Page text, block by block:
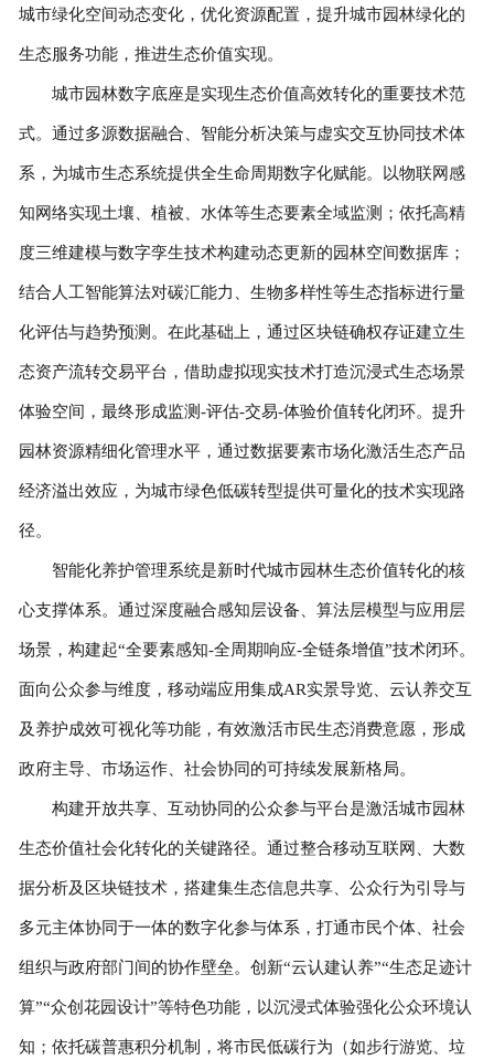
城市绿化空间动态变化，优化资源配置，提升城市园林绿化的
生态服务功能，推进生态价值实现。
城市园林数字底座是实现生态价值高效转化的重要技术范
式。通过多源数据融合、智能分析决策与虚实交互协同技术体
系，为城市生态系统提供全生命周期数字化赋能。以物联网感
知网络实现土壤、植被、水体等生态要素全域监测；依托高精
度三维建模与数字孪生技术构建动态更新的园林空间数据库；
结合人工智能算法对碳汇能力、生物多样性等生态指标进行量
化评估与趋势预测。在此基础上，通过区块链确权存证建立生
态资产流转交易平台，借助虚拟现实技术打造沉浸式生态场景
体验空间，最终形成监测-评估-交易-体验价值转化闭环。提升
园林资源精细化管理水平，通过数据要素市场化激活生态产品
经济溢出效应，为城市绿色低碳转型提供可量化的技术实现路
径。
智能化养护管理系统是新时代城市园林生态价值转化的核
心支撑体系。通过深度融合感知层设备、算法层模型与应用层
场景，构建起“全要素感知-全周期响应-全链条增值”技术闭环。
面向公众参与维度，移动端应用集成AR实景导览、云认养交互
及养护成效可视化等功能，有效激活市民生态消费意愿，形成
政府主导、市场运作、社会协同的可持续发展新格局。
构建开放共享、互动协同的公众参与平台是激活城市园林
生态价值社会化转化的关键路径。通过整合移动互联网、大数
据分析及区块链技术，搭建集生态信息共享、公众行为引导与
多元主体协同于一体的数字化参与体系，打通市民个体、社会
组织与政府部门间的协作壁垒。创新“云认建认养”“生态足迹计
算”“众创花园设计”等特色功能，以沉浸式体验强化公众环境认
知；依托碳普惠积分机制，将市民低碳行为（如步行游览、垃